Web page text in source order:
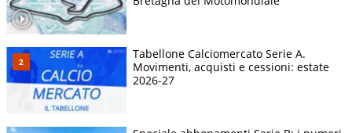
Tabellone Calciomercato Serie A.
Movimenti, acquisti e cessioni: estate
2026-27